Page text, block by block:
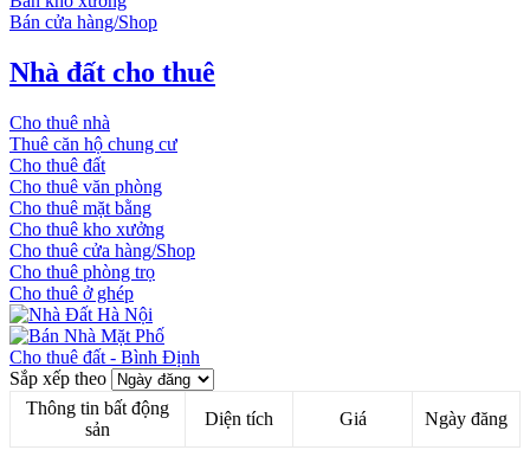
Bán cửa hàng/Shop
Nhà đất cho thuê
Cho thuê nhà
Thuê căn hộ chung cư
Cho thuê đất
Cho thuê văn phòng
Cho thuê mặt bằng
Cho thuê kho xưởng
Cho thuê cửa hàng/Shop
Cho thuê phòng trọ
Cho thuê ở ghép
Cho thuê đất - Bình Định
Sắp xếp theo
Thông tin bất động
sản
Diện tích Giá Ngày đăng